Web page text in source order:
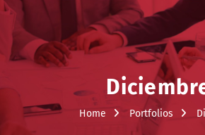
Home Portfolios